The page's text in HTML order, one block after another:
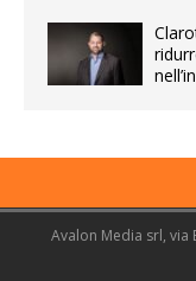
Avalon Media srl, via